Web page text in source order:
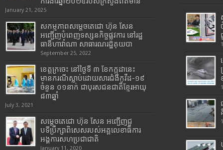
January 21, 2025
សកម្មភាពសម្តេចតេជោ ហ៊ុន សែន
អញ្ជើញបំពេញទស្សនកិច្ចផ្លូវការ នៅរដ្ឋ
ធានីហាវ៉ាណា សាធារណរដ្ឋគុយបា
September 25, 2022
ខេត្តក្រចេះ នៅថ្ងៃទី ៣ ខែកក្កដានេះ
មានករណីស្លាប់ដោយសារជំងឺកូវីដ-១៩
ចំនួន ០១នាក់ ជាបុរសជនជាតិខ្មែរអាយុ
៨៣ឆ្នាំ
July 3, 2021
សម្តេចតេជោ ហ៊ុន សែន អញ្ជើញជួ
បទីប្រឹក្សាពិសេសរបស់អគ្គលេខាធិការ
អង្គការសហប្រជាជាតិ
January 11, 2020